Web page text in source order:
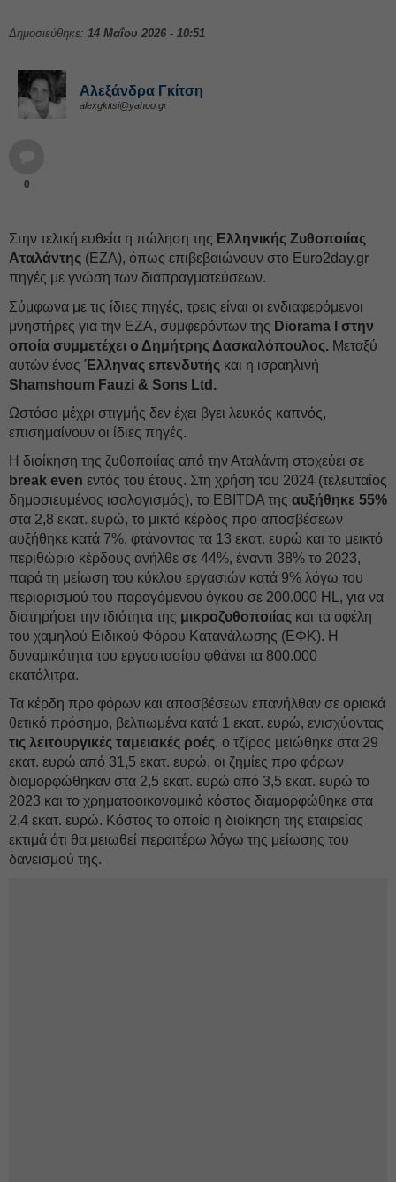
Δημοσιεύθηκε: 14 Μαΐου 2026 - 10:51
Αλεξάνδρα Γκίτση
alexgkitsi@yahoo.gr
0
Στην τελική ευθεία η πώληση της Ελληνικής Ζυθοποιίας
Αταλάντης (ΕΖΑ), όπως επιβεβαιώνουν στο Euro2day.gr
πηγές με γνώση των διαπραγματεύσεων.
Σύμφωνα με τις ίδιες πηγές, τρεις είναι οι ενδιαφερόμενοι
μνηστήρες για την ΕΖΑ, συμφερόντων της Diorama Ι στην
οποία συμμετέχει ο Δημήτρης Δασκαλόπουλος. Μεταξύ
αυτών ένας Έλληνας επενδυτής και η ισραηλινή
Shamshoum Fauzi & Sons Ltd.
Ωστόσο μέχρι στιγμής δεν έχει βγει λευκός καπνός,
επισημαίνουν οι ίδιες πηγές.
Η διοίκηση της ζυθοποιίας από την Αταλάντη στοχεύει σε
break even εντός του έτους. Στη χρήση του 2024 (τελευταίος
δημοσιευμένος ισολογισμός), το EBITDA της αυξήθηκε 55%
στα 2,8 εκατ. ευρώ, το μικτό κέρδος προ αποσβέσεων
αυξήθηκε κατά 7%, φτάνοντας τα 13 εκατ. ευρώ και το μεικτό
περιθώριο κέρδους ανήλθε σε 44%, έναντι 38% το 2023,
παρά τη μείωση του κύκλου εργασιών κατά 9% λόγω του
περιορισμού του παραγόμενου όγκου σε 200.000 HL, για να
διατηρήσει την ιδιότητα της μικροζυθοποιίας και τα οφέλη
του χαμηλού Ειδικού Φόρου Κατανάλωσης (ΕΦΚ). Η
δυναμικότητα του εργοστασίου φθάνει τα 800.000
εκατόλιτρα.
Τα κέρδη προ φόρων και αποσβέσεων επανήλθαν σε οριακά
θετικό πρόσημο, βελτιωμένα κατά 1 εκατ. ευρώ, ενισχύοντας
τις λειτουργικές ταμειακές ροές, ο τζίρος μειώθηκε στα 29
εκατ. ευρώ από 31,5 εκατ. ευρώ, οι ζημίες προ φόρων
διαμορφώθηκαν στα 2,5 εκατ. ευρώ από 3,5 εκατ. ευρώ το
2023 και το χρηματοοικονομικό κόστος διαμορφώθηκε στα
2,4 εκατ. ευρώ. Κόστος το οποίο η διοίκηση της εταιρείας
εκτιμά ότι θα μειωθεί περαιτέρω λόγω της μείωσης του
δανεισμού της.